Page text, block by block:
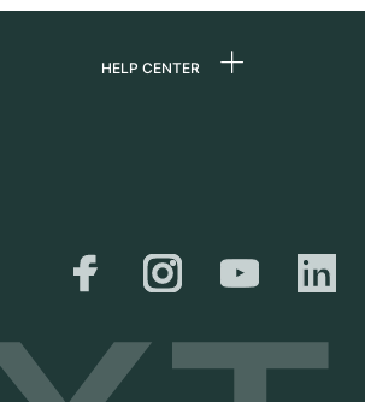
HELP CENTER
Versand &
Rückgaberecht